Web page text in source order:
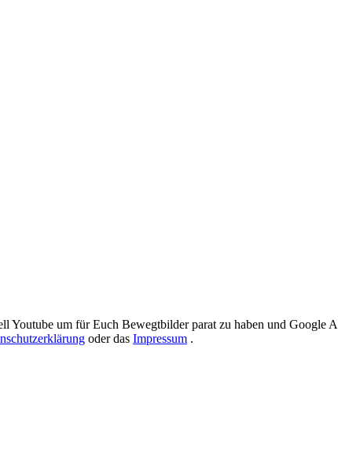
um für Euch Bewegtbilder parat zu haben und Google
oder das Impressum .